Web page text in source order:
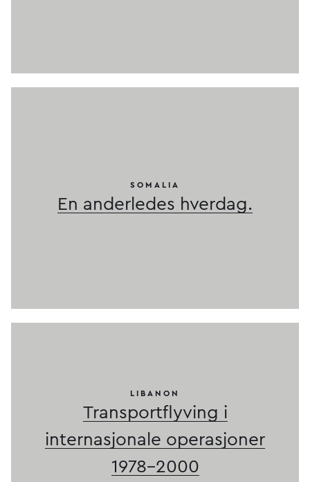
SOMALIA
En anderledes hverdag.
LIBANON
Transportflyving i
internasjonale operasjoner
1978-2000